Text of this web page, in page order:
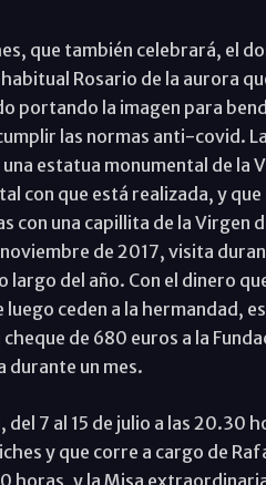
que también celebrará, el
Rosario de la aurora
portando la imagen para
las normas anti-covid.
estatua monumental de la
con que está realizada, y que
con una capillita de la Virgen
de 2017, visita
largo del año. Con el dinero
ceden a la hermandad,
de 680 euros a la
durante un mes.
7 al 15 de julio a las 20.30
y que corre a cargo de
horas, y la Misa